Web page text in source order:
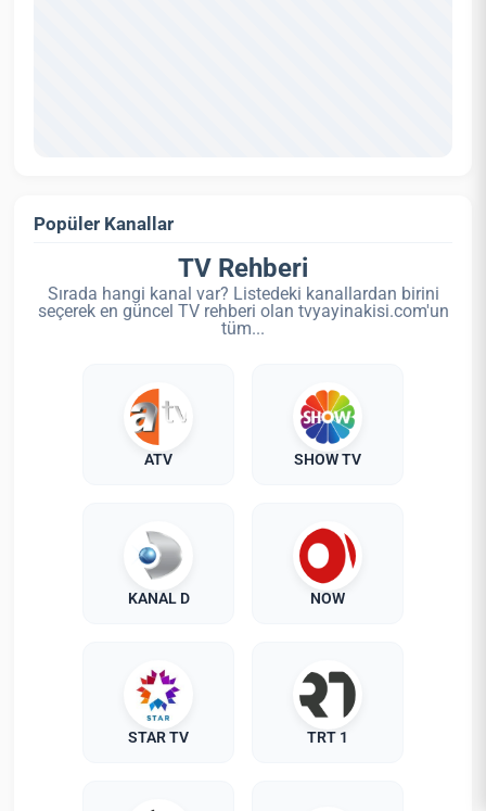
Popüler Kanallar
TV Rehberi
Sırada hangi kanal var? Listedeki kanallardan birini
seçerek en güncel TV rehberi olan tvyayinakisi.com'un
tüm...
ATV SHOW TV
KANAL D NOW
STAR TV TRT 1